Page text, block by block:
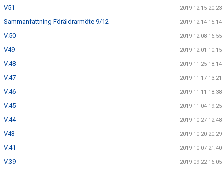
V51 2019-12-15 20:23
Sammanfattning Föräldrarmöte 9/12 2019-12-14 15:14
V.50 2019-12-08 16:55
V49 2019-12-01 10:15
V.48 2019-11-25 18:14
V.47 2019-11-17 13:21
V.46 2019-11-11 18:38
V.45 2019-11-04 19:25
V.44 2019-10-27 12:48
V43 2019-10-20 20:29
V.41 2019-10-07 21:40
V.39 2019-09-22 16:05